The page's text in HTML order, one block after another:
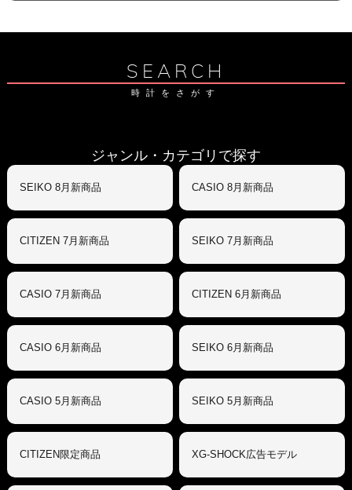
SEARCH
時計をさがす
ジャンル・カテゴリで探す
SEIKO 8月新商品 CASIO 8月新商品
CITIZEN 7月新商品 SEIKO 7月新商品
CASIO 7月新商品 CITIZEN 6月新商品
CASIO 6月新商品 SEIKO 6月新商品
CASIO 5月新商品 SEIKO 5月新商品
CITIZEN限定商品 XG-SHOCK広告モデル